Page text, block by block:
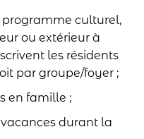
culturel,
ou extérieur à
les résidents
par groupe/foyer ;
en famille ;
durant la